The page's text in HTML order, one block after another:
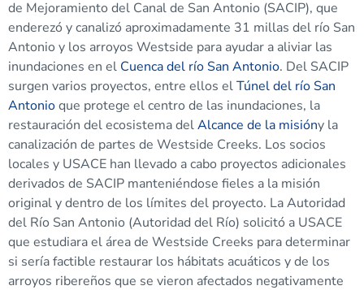
de Mejoramiento del Canal de San Antonio (SACIP), que
enderezó y canalizó aproximadamente 31 millas del río San
Antonio y los arroyos Westside para ayudar a aliviar las
inundaciones en el Cuenca del río San Antonio. Del SACIP
surgen varios proyectos, entre ellos elTúnel del río San
Antonioque protege el centro de las inundaciones, la
restauración del ecosistema delAlcance de la misióny la
canalización de partes de Westside Creeks. Los socios
locales y USACE han llevado a cabo proyectos adicionales
derivados de SACIP manteniéndose fieles a la misión
original y dentro de los límites del proyecto. La Autoridad
del Río San Antonio (Autoridad del Río) solicitó a USACE
que estudiara el área de Westside Creeks para determinar
si sería factible restaurar los hábitats acuáticos y de los
arroyos ribereños que se vieron afectados negativamente